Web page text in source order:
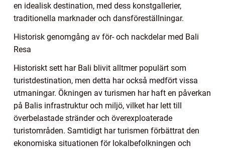
en idealisk destination, med dess konstgallerier,
traditionella marknader och dansföreställningar.
Historisk genomgång av för- och nackdelar med Bali
Resa
Historiskt sett har Bali blivit alltmer populärt som
turistdestination, men detta har också medfört vissa
utmaningar. Ökningen av turismen har haft en påverkan
på Balis infrastruktur och miljö, vilket har lett till
överbelastade stränder och överexploaterade
turistområden. Samtidigt har turismen förbättrat den
ekonomiska situationen för lokalbefolkningen och